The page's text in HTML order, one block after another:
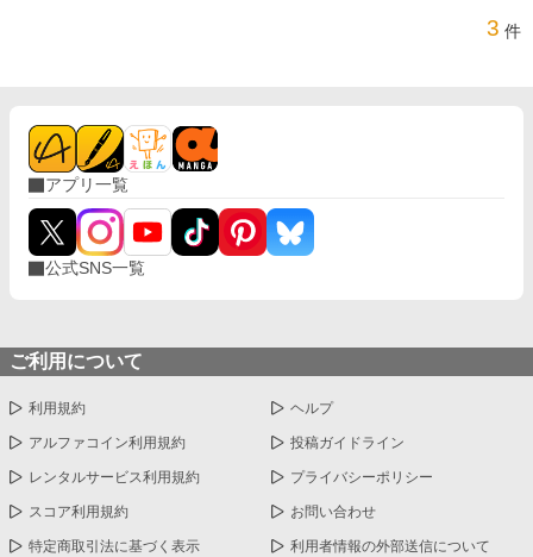
3 件
アプリ一覧
公式SNS一覧
ご利用について
利用規約 ヘルプ
アルファコイン利用規約 投稿ガイドライン
レンタルサービス利用規約 プライバシーポリシー
スコア利用規約 お問い合わせ
特定商取引法に基づく表示 利用者情報の外部送信について